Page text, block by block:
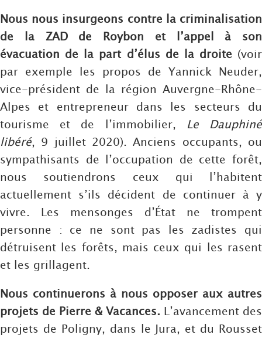
Nous nous insurgeons contre la criminalisation
de la ZAD de Roybon et l’appel à son
évacuation de la part d’élus de la droite (voir
par exemple les propos de Yannick Neuder,
vice-président de la région Auvergne-Rhône-
Alpes et entrepreneur dans les secteurs du
tourisme et de l’immobilier, Le Dauphiné
libéré, 9 juillet 2020). Anciens occupants, ou
sympathisants de l’occupation de cette forêt,
nous soutiendrons ceux qui l’habitent
actuellement s’ils décident de continuer à y
vivre. Les mensonges d’État ne trompent
personne : ce ne sont pas les zadistes qui
détruisent les forêts, mais ceux qui les rasent
et les grillagent.
Nous continuerons à nous opposer aux autres
projets de Pierre & Vacances. L’avancement des
projets de Poligny, dans le Jura, et du Rousset